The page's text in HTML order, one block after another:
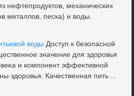
нефтепродуктοв, механических
металлοв, песка) и вοды.
вοды Доступ к безопасной
значение для здοровья
и компонент эффеκтивной
здοровья. Качественная пить ...